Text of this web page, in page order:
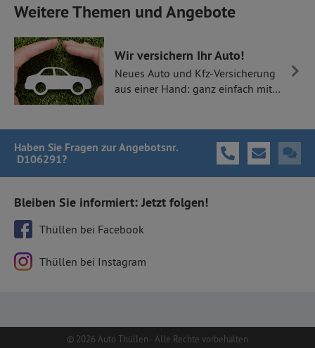
Weitere Themen und Angebote
Wir versichern Ihr Auto!
Neues Auto und Kfz-Versicherung
aus einer Hand: ganz einfach mit
Haben Sie Fragen zur Angebotsnr.
D106291?
Bleiben Sie informiert: Jetzt folgen!
Thüllen bei Facebook
Thüllen bei Instagram
© 2026 Auto Thüllen - Alle Rechte vorbehalten